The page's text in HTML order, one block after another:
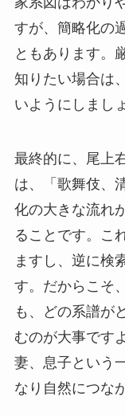
すが、簡略化の
ともあります。
知りたい場合は
いようにしまし
最終的に、尾上
は、「歌舞伎、
化の大きな流れ
ることです。こ
ますし、逆に検
す。だからこそ
も、どの系譜が
むのが大事です
妻、息子という
なり自然につな